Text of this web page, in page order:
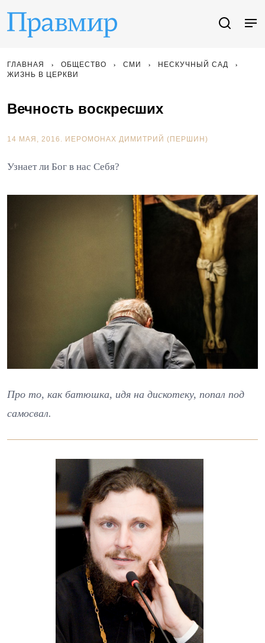
ГЛАВНАЯ ОБЩЕСТВО СМИ
НЕСКУЧНЫЙ САД
ЖИЗНЬ В ЦЕРКВИ
Вечность воскресших
14 МАЯ, 2016. ИЕРОМОНАХ ДИМИТРИЙ (ПЕРШИН)
Узнает ли Бог в нас Себя?
Про то, как батюшка, идя на дискотеку, попал под
самосвал.